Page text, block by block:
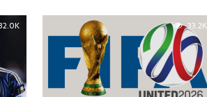
33.2K